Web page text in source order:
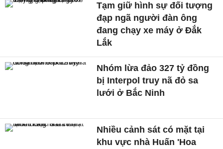
Tạm giữ hình sự đối tượng
đạp ngã người đàn ông
đang chạy xe máy ở Đắk
Lắk
Nhóm lừa đảo 327 tỷ đồng
bị Interpol truy nã đỏ sa
lưới ở Bắc Ninh
Nhiều cảnh sát có mặt tại
khu vực nhà Huấn 'Hoa